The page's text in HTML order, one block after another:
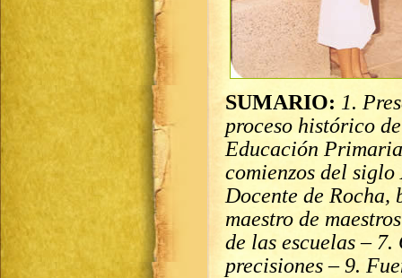
SUMARIO: 1.
proceso histórico
Educación
comienzos del
Docente de Rocha,
maestro de
de las escuelas –
precisiones – 9.